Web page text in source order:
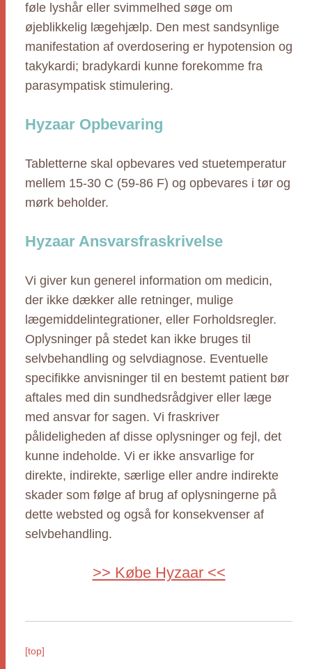
føle lyshår eller svimmelhed søge om
øjeblikkelig lægehjælp. Den mest sandsynlige
manifestation af overdosering er hypotension og
takykardi; bradykardi kunne forekomme fra
parasympatisk stimulering.
Hyzaar Opbevaring
Tabletterne skal opbevares ved stuetemperatur
mellem 15-30 C (59-86 F) og opbevares i tør og
mørk beholder.
Hyzaar Ansvarsfraskrivelse
Vi giver kun generel information om medicin,
der ikke dækker alle retninger, mulige
lægemiddelintegrationer, eller Forholdsregler.
Oplysninger på stedet kan ikke bruges til
selvbehandling og selvdiagnose. Eventuelle
specifikke anvisninger til en bestemt patient bør
aftales med din sundhedsrådgiver eller læge
med ansvar for sagen. Vi fraskriver
pålideligheden af disse oplysninger og fejl, det
kunne indeholde. Vi er ikke ansvarlige for
direkte, indirekte, særlige eller andre indirekte
skader som følge af brug af oplysningerne på
dette websted og også for konsekvenser af
selvbehandling.
>> Købe Hyzaar <<
[top]